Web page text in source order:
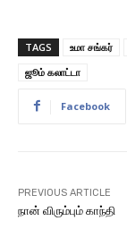
TAGS உமா சங்கர்
ஜூம் கலாட்டா
Facebook
PREVIOUS ARTICLE
நான் விரும்பும் காந்தி